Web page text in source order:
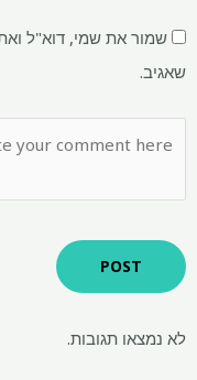
שמור את שמי, דוא"ל
שאגיב.
לא נמצאו תגובות.